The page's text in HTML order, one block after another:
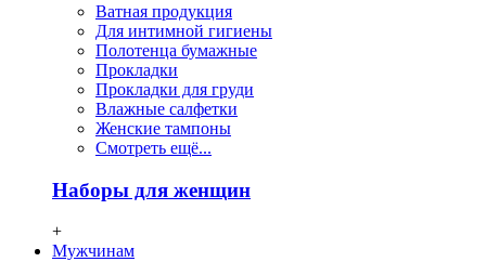
Ватная продукция
Для интимной гигиены
Полотенца бумажные
Прокладки
Прокладки для груди
Влажные салфетки
Женские тампоны
Смотреть ещё...
Наборы для женщин
+
Мужчинам